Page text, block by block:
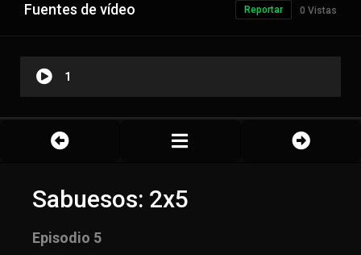
Fuentes de vídeo 0 Vistas
Reportar
1
Sabuesos: 2x5
Episodio 5